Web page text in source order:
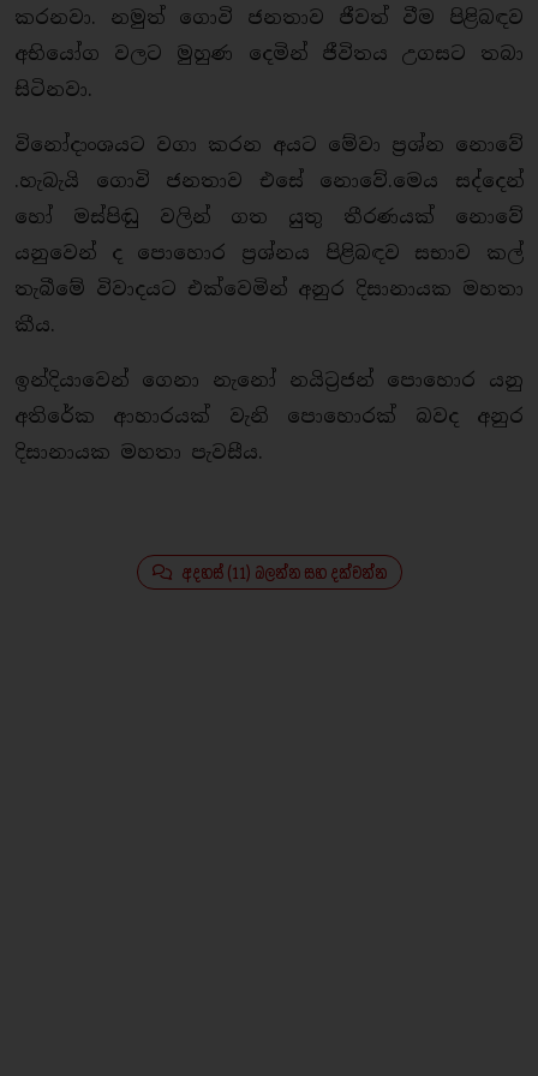
කරනවා. නමුත් ගොවි ජනතාව ජීවත් වීම පිළිබඳව
අභියෝග වලට මුහුණ දෙමින් ජීවිතය උගසට තබා
සිටිනවා.
විනෝදාංශයට වගා කරන අයට මේවා ප්‍රශ්න නොවේ
.හැබැයි ගොවි ජනතාව එසේ නොවේ.මෙය සද්දෙන්
හෝ මස්පිඬු වලින් ගත යුතු තීරණයක් නොවේ
යනුවෙන් ද පොහොර ප්‍රශ්නය පිළිබඳව සභාව කල්
තැබීමේ විවාදයට එක්වෙමින් අනුර දිසානායක මහතා
කීය.
ඉන්දියාවෙන් ගෙනා නැනෝ නයිට්‍රජන් පොහොර යනු
අතිරේක ආහාරයක් වැනි පොහොරක් බවද අනුර
දිසානායක මහතා පැවසීය.
අදහස් (11) බලන්න සහ දක්වන්න